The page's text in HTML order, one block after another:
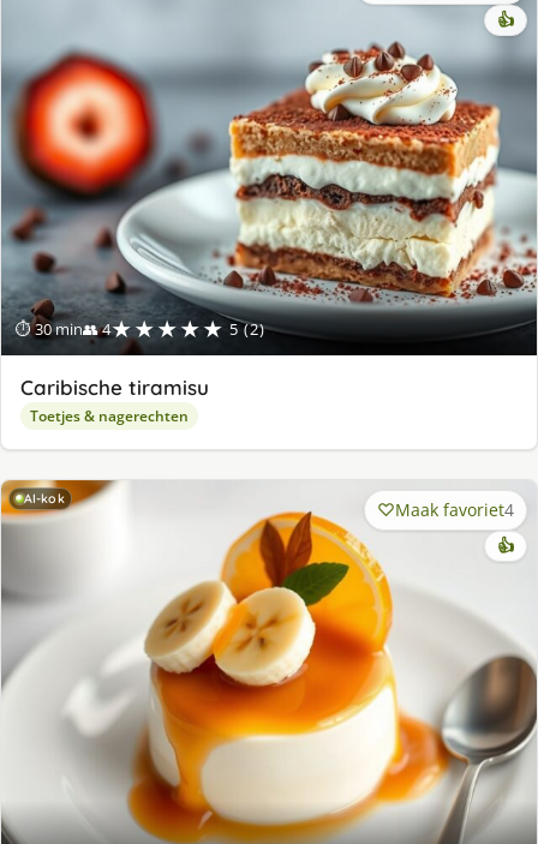
⏱ 30 min👥 4★★★★★ 5 (2)
👍
Caribische tiramisu
Toetjes & nagerechten
AI-kok Maak favoriet4
👍